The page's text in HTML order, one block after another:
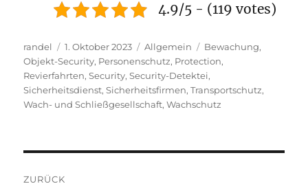
4.9/5 - (119 votes)
Autor
randel
Veröffentlicht
am
1. Oktober 2023 Kategorien
Allgemein Schlagwörter
Bewachung,
Objekt-Security, Personenschutz, Protection,
Revierfahrten,Security,Security-Detektei,
Sicherheitsdienst,Sicherheitsfirmen,Transportschutz,
Wach- und Schließgesellschaft,Wachschutz
ZURÜCK